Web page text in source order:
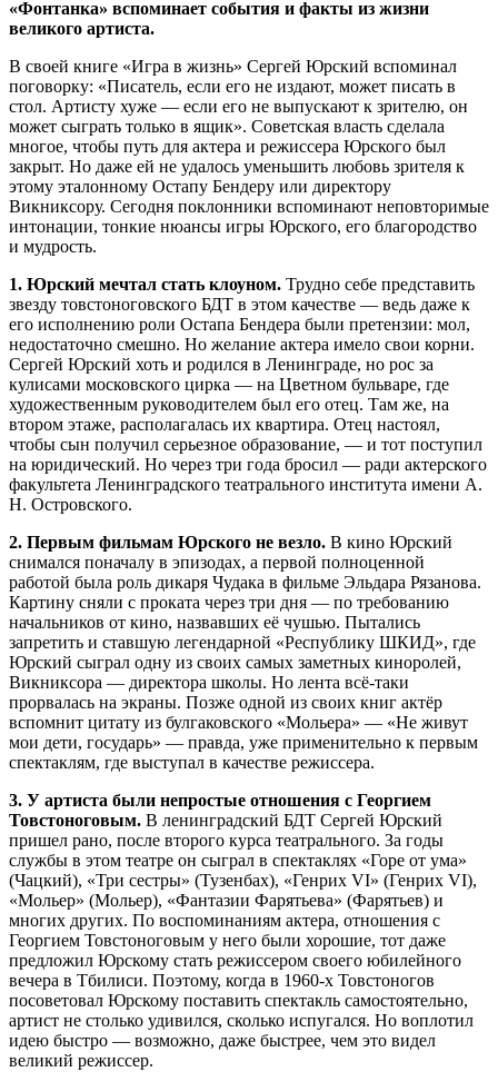
«Фонтанка» вспоминает события и факты из жизни
великого артиста.
В своей книге «Игра в жизнь» Сергей Юрский вспоминал
поговорку: «Писатель, если его не издают, может писать в
стол. Артисту хуже — если его не выпускают к зрителю, он
может сыграть только в ящик». Советская власть сделала
многое, чтобы путь для актера и режиссера Юрского был
закрыт. Но даже ей не удалось уменьшить любовь зрителя к
этому эталонному Остапу Бендеру или директору
Викниксору. Сегодня поклонники вспоминают неповторимые
интонации, тонкие нюансы игры Юрского, его благородство
и мудрость.
1. Юрский мечтал стать клоуном. Трудно себе представить
звезду товстоноговского БДТ в этом качестве — ведь даже к
его исполнению роли Остапа Бендера были претензии: мол,
недостаточно смешно. Но желание актера имело свои корни.
Сергей Юрский хоть и родился в Ленинграде, но рос за
кулисами московского цирка — на Цветном бульваре, где
художественным руководителем был его отец. Там же, на
втором этаже, располагалась их квартира. Отец настоял,
чтобы сын получил серьезное образование, — и тот поступил
на юридический. Но через три года бросил — ради актерского
факультета Ленинградского театрального института имени А.
Н. Островского.
2. Первым фильмам Юрского не везло. В кино Юрский
снимался поначалу в эпизодах, а первой полноценной
работой была роль дикаря Чудака в фильме Эльдара Рязанова.
Картину сняли с проката через три дня — по требованию
начальников от кино, назвавших её чушью. Пытались
запретить и ставшую легендарной «Республику ШКИД», где
Юрский сыграл одну из своих самых заметных киноролей,
Викниксора — директора школы. Но лента всё-таки
прорвалась на экраны. Позже одной из своих книг актёр
вспомнит цитату из булгаковского «Мольера» — «Не живут
мои дети, государь» — правда, уже применительно к первым
спектаклям, где выступал в качестве режиссера.
3. У артиста были непростые отношения с Георгием
Товстоноговым. В ленинградский БДТ Сергей Юрский
пришел рано, после второго курса театрального. За годы
службы в этом театре он сыграл в спектаклях «Горе от ума»
(Чацкий), «Три сестры» (Тузенбах), «Генрих VI» (Генрих VI),
«Мольер» (Мольер), «Фантазии Фарятьева» (Фарятьев) и
многих других. По воспоминаниям актера, отношения с
Георгием Товстоноговым у него были хорошие, тот даже
предложил Юрскому стать режиссером своего юбилейного
вечера в Тбилиси. Поэтому, когда в 1960-х Товстоногов
посоветовал Юрскому поставить спектакль самостоятельно,
артист не столько удивился, сколько испугался. Но воплотил
идею быстро — возможно, даже быстрее, чем это видел
великий режиссер.